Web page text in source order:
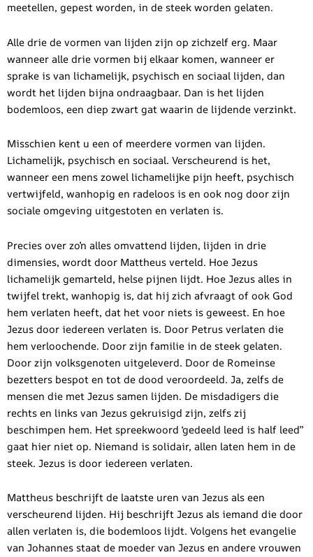
meetellen, gepest worden, in de steek worden gelaten.
Alle drie de vormen van lijden zijn op zichzelf erg. Maar
wanneer alle drie vormen bij elkaar komen, wanneer er
sprake is van lichamelijk, psychisch en sociaal lijden, dan
wordt het lijden bijna ondraagbaar. Dan is het lijden
bodemloos, een diep zwart gat waarin de lijdende verzinkt.
Misschien kent u een of meerdere vormen van lijden.
Lichamelijk, psychisch en sociaal. Verscheurend is het,
wanneer een mens zowel lichamelijke pijn heeft, psychisch
vertwijfeld, wanhopig en radeloos is en ook nog door zijn
sociale omgeving uitgestoten en verlaten is.
Precies over zo’n alles omvattend lijden, lijden in drie
dimensies, wordt door Mattheus verteld. Hoe Jezus
lichamelijk gemarteld, helse pijnen lijdt. Hoe Jezus alles in
twijfel trekt, wanhopig is, dat hij zich afvraagt of ook God
hem verlaten heeft, dat het voor niets is geweest. En hoe
Jezus door iedereen verlaten is. Door Petrus verlaten die
hem verloochende. Door zijn familie in de steek gelaten.
Door zijn volksgenoten uitgeleverd. Door de Romeinse
bezetters bespot en tot de dood veroordeeld. Ja, zelfs de
mensen die met Jezus samen lijden. De misdadigers die
rechts en links van Jezus gekruisigd zijn, zelfs zij
beschimpen hem. Het spreekwoord ‘gedeeld leed is half leed”
gaat hier niet op. Niemand is solidair, allen laten hem in de
steek. Jezus is door iedereen verlaten.
Mattheus beschrijft de laatste uren van Jezus als een
verscheurend lijden. Hij beschrijft Jezus als iemand die door
allen verlaten is, die bodemloos lijdt. Volgens het evangelie
van Johannes staat de moeder van Jezus en andere vrouwen